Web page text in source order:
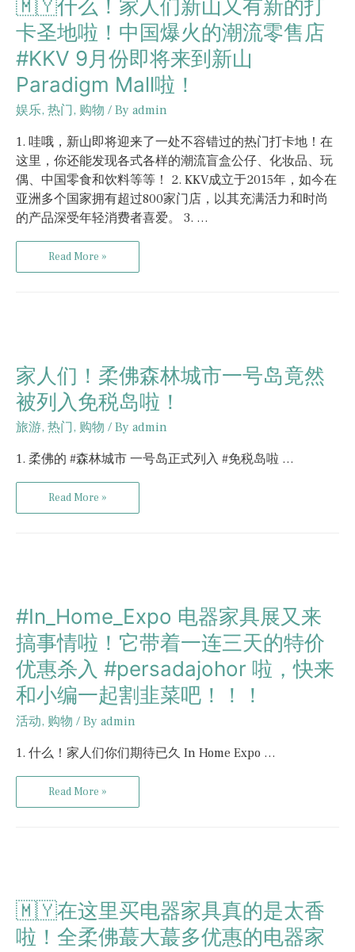
🇲🇾什么！家人们新山又有新的打
卡圣地啦！中国爆火的潮流零售店
#KKV 9月份即将来到新山
Paradigm Mall啦！
娱乐, 热门, 购物 / By admin
1. 哇哦，新山即将迎来了一处不容错过的热门打卡地！在
这里，你还能发现各式各样的潮流盲盒公仔、化妆品、玩
偶、中国零食和饮料等等！ 2. KKV成立于2015年，如今在
亚洲多个国家拥有超过800家门店，以其充满活力和时尚
的产品深受年轻消费者喜爱。 3. …
Read More »
家人们！柔佛森林城市一号岛竟然
被列入免税岛啦！
旅游, 热门, 购物 / By admin
1. 柔佛的 #森林城市 一号岛正式列入 #免税岛啦 …
Read More »
#In_Home_Expo 电器家具展又来
搞事情啦！它带着一连三天的特价
优惠杀入 #persadajohor 啦，快来
和小编一起割韭菜吧！！！
活动, 购物 / By admin
1. 什么！家人们你们期待已久 In Home Expo …
Read More »
🇲🇾在这里买电器家具真的是太香
啦！全柔佛蕞大蕞多优惠的电器家